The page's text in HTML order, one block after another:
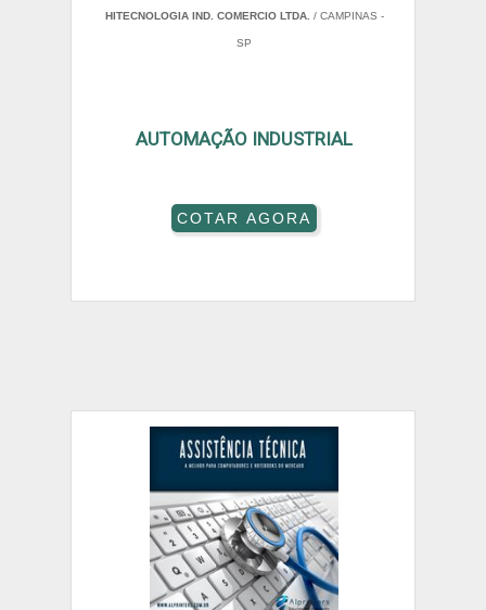
HITECNOLOGIA IND. COMERCIO LTDA. / CAMPINAS -
SP
AUTOMAÇÃO INDUSTRIAL
COTAR AGORA